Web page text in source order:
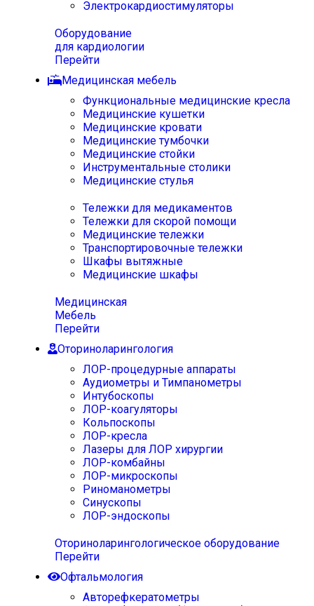
Электрокардиостимуляторы
Оборудование
для кардиологии
Перейти
Медицинская мебель
Функциональные медицинские кресла
Медицинские кушетки
Медицинские кровати
Медицинские тумбочки
Медицинские стойки
Инструментальные столики
Медицинские стулья
Тележки для медикаментов
Тележки для скорой помощи
Медицинские тележки
Транспортировочные тележки
Шкафы вытяжные
Медицинские шкафы
Медицинская
Мебель
Перейти
Оториноларингология
ЛОР-процедурные аппараты
Аудиометры и Тимпанометры
Интубоскопы
ЛОР-коагуляторы
Кольпоскопы
ЛОР-кресла
Лазеры для ЛОР хирургии
ЛОР-комбайны
ЛОР-микроскопы
Риноманометры
Синускопы
ЛОР-эндоскопы
Оториноларингологическое оборудование
Перейти
Офтальмология
Авторефкератометры